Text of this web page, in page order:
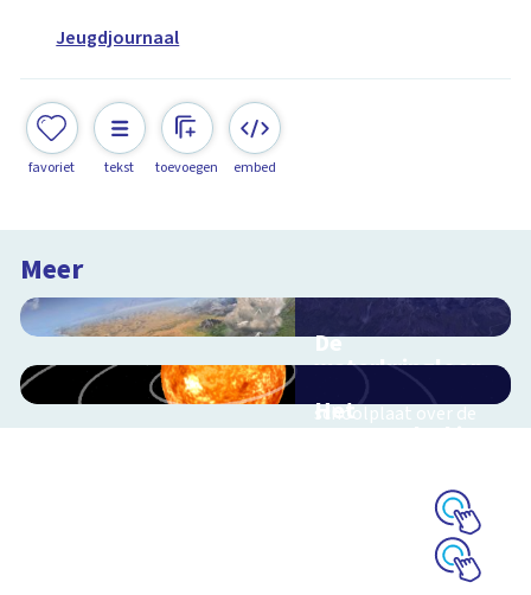
Jeugdjournaal
favoriet tekst toevoegen embed
Meer
De
waterkringloop
schoolplaat over de
cyclus van water op
Schoolplaat
Het
zonnestelsel in
Reis mee door ons